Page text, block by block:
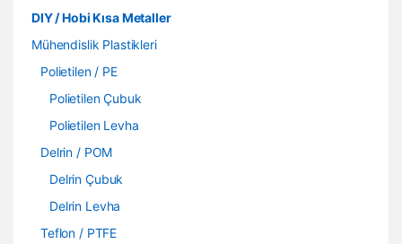
DIY / Hobi Kısa Metaller
Mühendislik Plastikleri
Polietilen / PE
Polietilen Çubuk
Polietilen Levha
Delrin / POM
Delrin Çubuk
Delrin Levha
Teflon / PTFE